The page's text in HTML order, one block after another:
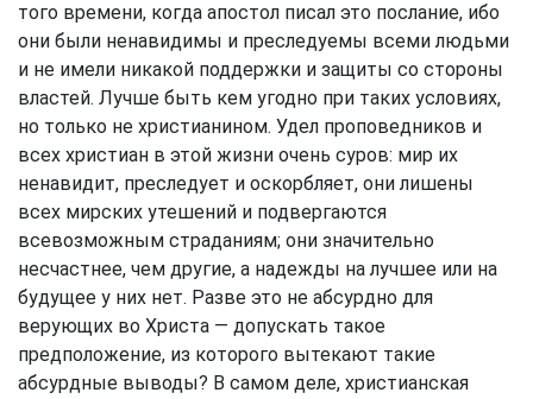
того времени, когда апостол писал это послание, ибо
они были ненавидимы и преследуемы всеми людьми
и не имели никакой поддержки и защиты со стороны
властей. Лучше быть кем угодно при таких условиях,
но только не христианином. Удел проповедников и
всех христиан в этой жизни очень суров: мир их
ненавидит, преследует и оскорбляет, они лишены
всех мирских утешений и подвергаются
всевозможным страданиям; они значительно
несчастнее, чем другие, а надежды на лучшее или на
будущее у них нет. Разве это не абсурдно для
верующих во Христа — допускать такое
предположение, из которого вытекают такие
абсурдные выводы? В самом деле, христианская